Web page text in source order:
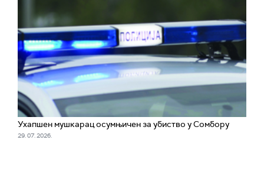
Ухапшен мушкарац осумњичен за убиство у Сомбору
29. 07. 2026.